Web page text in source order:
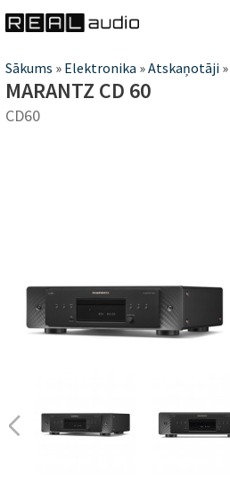
Jūs
atrodaties
Sākums » Elektronika »Atskaņotāji »
MARANTZ CD 60
CD60